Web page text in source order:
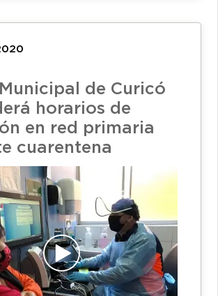
de Curicó
horarios de
en red primaria
cuarentena